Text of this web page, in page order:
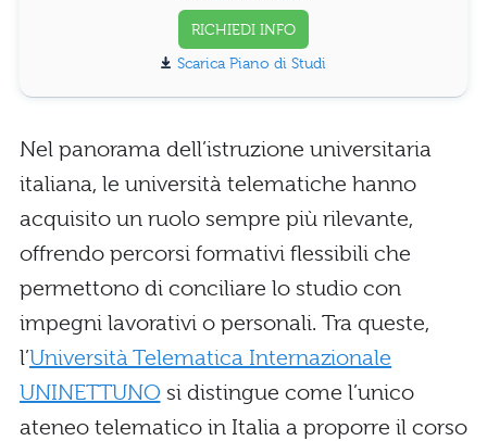
RICHIEDI INFO
Piano di Studi
Nel panorama dell’istruzione universitaria
italiana, le università telematiche hanno
acquisito un ruolo sempre più rilevante,
offrendo percorsi formativi flessibili che
permettono di conciliare lo studio con
impegni lavorativi o personali. Tra queste,
l’Università Telematica Internazionale
UNINETTUNO si distingue come l’unico
ateneo telematico in Italia a proporre il corso